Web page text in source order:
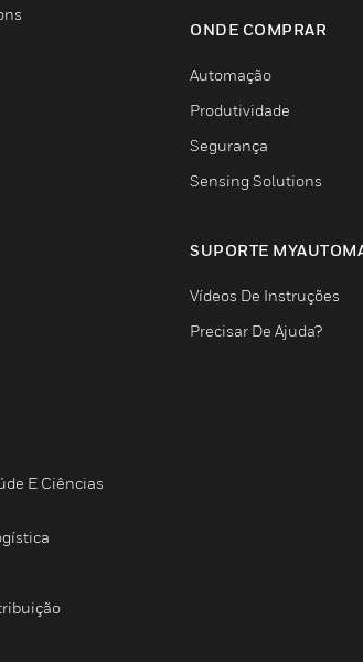
E Ciências
ONDE COMPRAR
Automação
Produtividade
Segurança
Sensing Solutions
SUPORTE
Vídeos De Instruções
Precisar De Ajuda?